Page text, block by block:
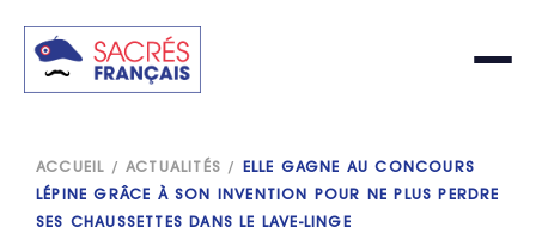
ACCUEIL /ACTUALITÉS / ELLE GAGNE AU CONCOURS
LÉPINE GRÂCE À SON INVENTION POUR NE PLUS PERDRE
SES CHAUSSETTES DANS LE LAVE-LINGE